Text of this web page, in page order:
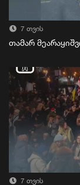
7 თვის
თამარ
7 თვის